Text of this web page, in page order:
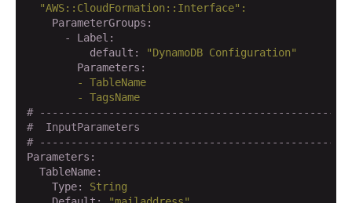
"AWS::CloudFormation::Interface" :
    ParameterGroups:
      - Label:
          default:
"DynamoDB Configuration"
        Parameters:
        -
TableName
        -
TagsName
#
#  InputParameters
#
Parameters:
  TableName:
    Type:
String